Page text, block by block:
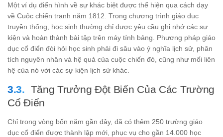
Một ví dụ điển hình về sự khác biệt được thể hiện qua cách dạy
về Cuộc chiến tranh năm 1812. Trong chương trình giáo dục
truyền thống, học sinh thường chỉ được yêu cầu ghi nhớ các sự
kiện và hoàn thành bài tập trên máy tính bảng. Phương pháp giáo
dục cổ điển đòi hỏi học sinh phải đi sâu vào ý nghĩa lịch sử, phân
tích nguyên nhân và hệ quả của cuộc chiến đó, cũng như mối liên
hệ của nó với các sự kiện lịch sử khác.
Tăng Trưởng Đột Biến Của Các Trường
Cổ Điển
Chỉ trong vòng bốn năm gần đây, đã có thêm 250 trường giáo
dục cổ điển được thành lập mới, phục vụ cho gần 14.000 học